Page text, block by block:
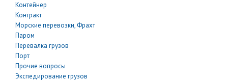
Контейнер
Контракт
Морские перевозки, Фрахт
Паром
Перевалка грузов
Порт
Прочие вопросы
Экспедирование грузов